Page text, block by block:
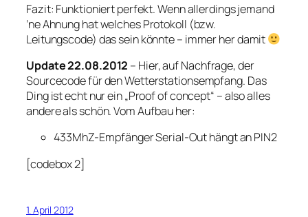
Fazit: Funktioniert perfekt. Wenn allerdings jemand
’ne Ahnung hat welches Protokoll (bzw.
Leitungscode) das sein könnte – immer her damit
Update 22.08.2012 – Hier, auf Nachfrage, der
Sourcecode für den Wetterstationsempfang. Das
Ding ist echt nur ein „Proof of concept“ – also alles
andere als schön. Vom Aufbau her:
433MhZ-Empfänger Serial-Out hängt an PIN2
[codebox 2]
1. April 2012